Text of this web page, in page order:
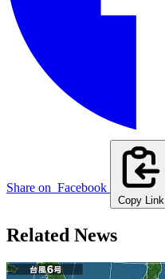
Share on Facebook
Copy Link
Related News